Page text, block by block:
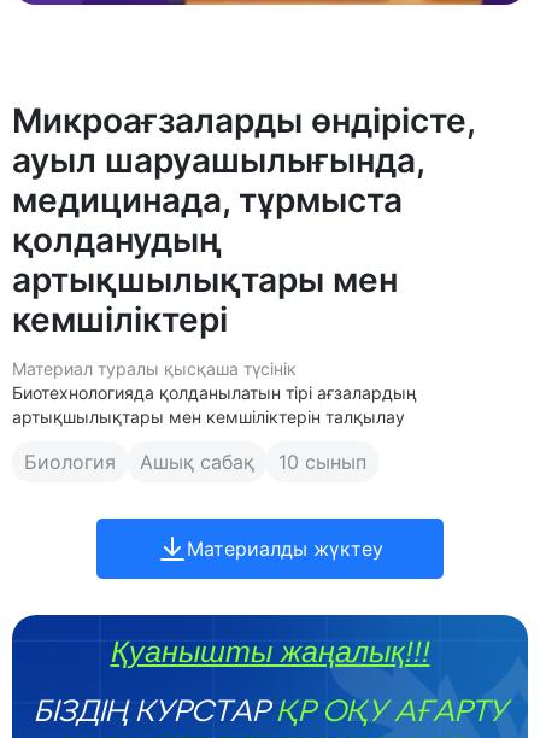
Микроағзаларды өндірісте,
ауыл шаруашылығында,
медицинада, тұрмыста
қолданудың
артықшылықтары мен
кемшіліктері
Материал туралы қысқаша түсінік
Биотехнологияда қолданылатын тірі ағзалардың
артықшылықтары мен кемшіліктерін талқылау
Биология Ашық сабақ 10 сынып
Материалды жүктеу
Қуанышты жаңалық!!!
БІЗДІҢ КУРСТАРҚР ОҚУ АҒАРТУ